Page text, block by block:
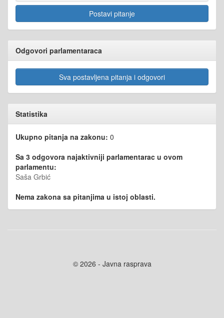
Postavi pitanje
Odgovori parlamentaraca
Sva postavljena pitanja i odgovori
Statistika
Ukupno pitanja na zakonu: 0
Sa 3 odgovora najaktivniji parlamentarac u ovom
parlamentu:
Saša Grbić
Nema zakona sa pitanjima u istoj oblasti.
© 2026 - Javna rasprava